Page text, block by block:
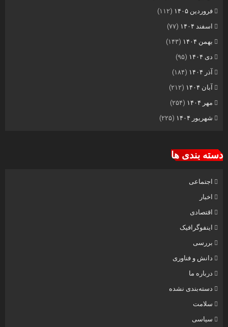
فروردین ۱۴۰۵
(۱۱۲)
اسفند ۱۴۰۴
(۷۷)
بهمن ۱۴۰۴
(۱۴۳)
دی ۱۴۰۴
(۹۵)
آذر ۱۴۰۴
(۱۸۴)
آبان ۱۴۰۴
(۲۱۲)
مهر ۱۴۰۴
(۲۵۴)
شهریور ۱۴۰۴
(۲۲۵)
دسته بندی ها
اجتماعی
اخبار
اقتصادی
اینفوگرافیک
بررسی
دانش و فناوری
درباره ما
دسته‌بندی نشده
سلامت
سیاسی